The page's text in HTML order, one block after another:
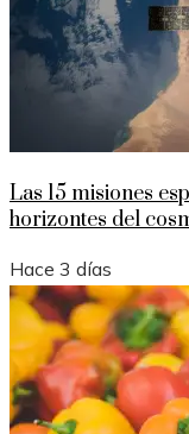
Las 15 misiones
horizontes del
Hace 3 días